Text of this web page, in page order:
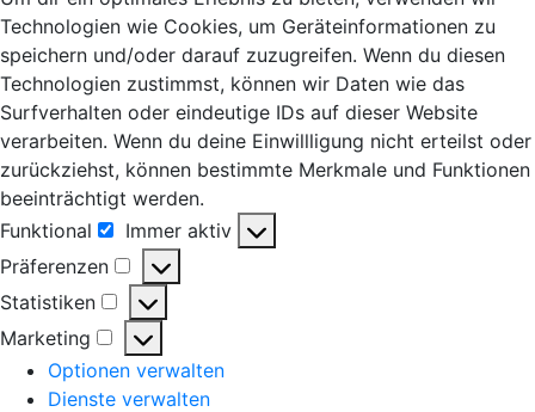
Technologien wie Cookies, um Geräteinformationen zu
speichern und/oder darauf zuzugreifen. Wenn du diesen
Technologien zustimmst, können wir Daten wie das
Surfverhalten oder eindeutige IDs auf dieser Website
verarbeiten. Wenn du deine Einwillligung nicht erteilst oder
zurückziehst, können bestimmte Merkmale und Funktionen
beeinträchtigt werden.
Funktional
Funktional
Immer aktiv
Präferenzen
Präferenzen
Statistiken
Statistiken
Marketing
Marketing
Optionen verwalten
Dienste verwalten